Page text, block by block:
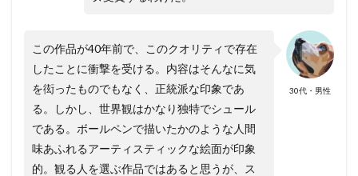
30代・男性
この作品が40年前で、このクオリティで存在
したことに衝撃を受ける。内容はそんなに気
を衒ったものでもなく、正統派な印象であ
る。しかし、世界観はかなり独特でシュール
である。ボールペンで描いたかのような人間
味あふれるアーティスティックな絵面が印象
的。観る人を選ぶ作品ではあると思うが、ス